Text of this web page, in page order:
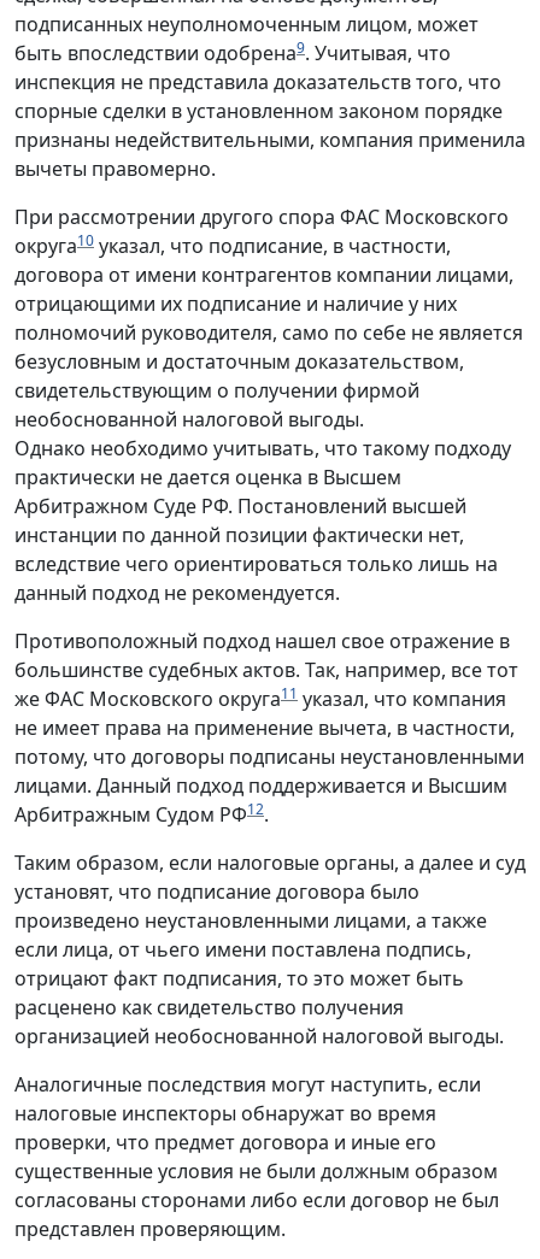
подписанных неуполномоченным лицом, может
быть впоследствии одобрена9. Учитывая, что
инспекция не представила доказательств того, что
спорные сделки в установленном законом порядке
признаны недействительными, компания применила
вычеты правомерно.
При рассмотрении другого спора ФАС Московского
округа10 указал, что подписание, в частности,
договора от имени контрагентов компании лицами,
отрицающими их подписание и наличие у них
полномочий руководителя, само по себе не является
безусловным и достаточным доказательством,
свидетельствующим о получении фирмой
необоснованной налоговой выгоды.
Однако необходимо учитывать, что такому подходу
практически не дается оценка в Высшем
Арбитражном Суде РФ. Постановлений высшей
инстанции по данной позиции фактически нет,
вследствие чего ориентироваться только лишь на
данный подход не рекомендуется.
Противоположный подход нашел свое отражение в
большинстве судебных актов. Так, например, все тот
же ФАС Московского округа11 указал, что компания
не имеет права на применение вычета, в частности,
потому, что договоры подписаны неустановленными
лицами. Данный подход поддерживается и Высшим
Арбитражным Судом РФ12.
Таким образом, если налоговые органы, а далее и суд
установят, что подписание договора было
произведено неустановленными лицами, а также
если лица, от чьего имени поставлена подпись,
отрицают факт подписания, то это может быть
расценено как свидетельство получения
организацией необоснованной налоговой выгоды.
Аналогичные последствия могут наступить, если
налоговые инспекторы обнаружат во время
проверки, что предмет договора и иные его
существенные условия не были должным образом
согласованы сторонами либо если договор не был
представлен проверяющим.